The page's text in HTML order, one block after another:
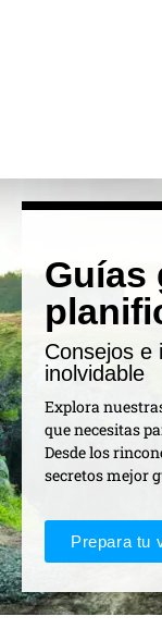
Guías
Consejos e
inolvidable
Explora
que necesitas
Desde los
secretos mejor
Prepara tu